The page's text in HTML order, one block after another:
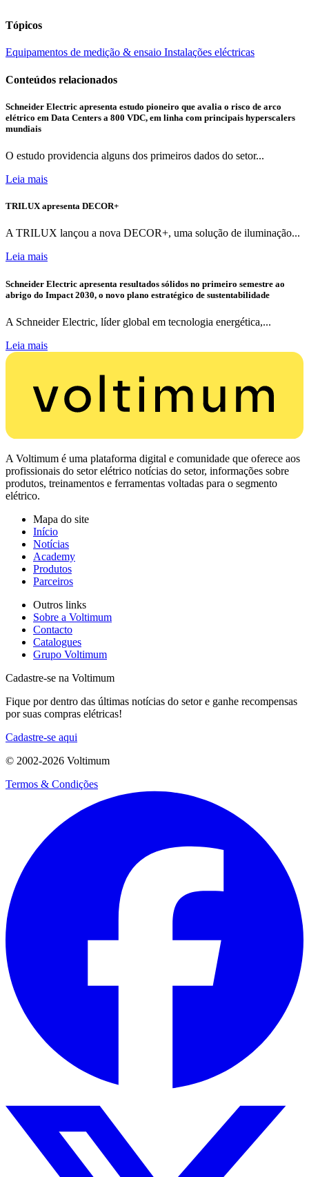
Tópicos
Equipamentos de medição & ensaio Instalações eléctricas
Conteúdos relacionados
Schneider Electric apresenta estudo pioneiro que avalia o risco de arco
elétrico em Data Centers a 800 VDC, em linha com principais hyperscalers
mundiais
O estudo providencia alguns dos primeiros dados do setor...
Leia mais
TRILUX apresenta DECOR+
A TRILUX lançou a nova DECOR+, uma solução de iluminação...
Leia mais
Schneider Electric apresenta resultados sólidos no primeiro semestre ao
abrigo do Impact 2030, o novo plano estratégico de sustentabilidade
A Schneider Electric, líder global em tecnologia energética,...
Leia mais
A Voltimum é uma plataforma digital e comunidade que oferece aos
profissionais do setor elétrico notícias do setor, informações sobre
produtos, treinamentos e ferramentas voltadas para o segmento
elétrico.
Mapa do site
Início
Notícias
Academy
Produtos
Parceiros
Outros links
Sobre a Voltimum
Contacto
Catalogues
Grupo Voltimum
Cadastre-se na Voltimum
Fique por dentro das últimas notícias do setor e ganhe recompensas
por suas compras elétricas!
Cadastre-se aqui
© 2002-2026 Voltimum
Termos & Condições